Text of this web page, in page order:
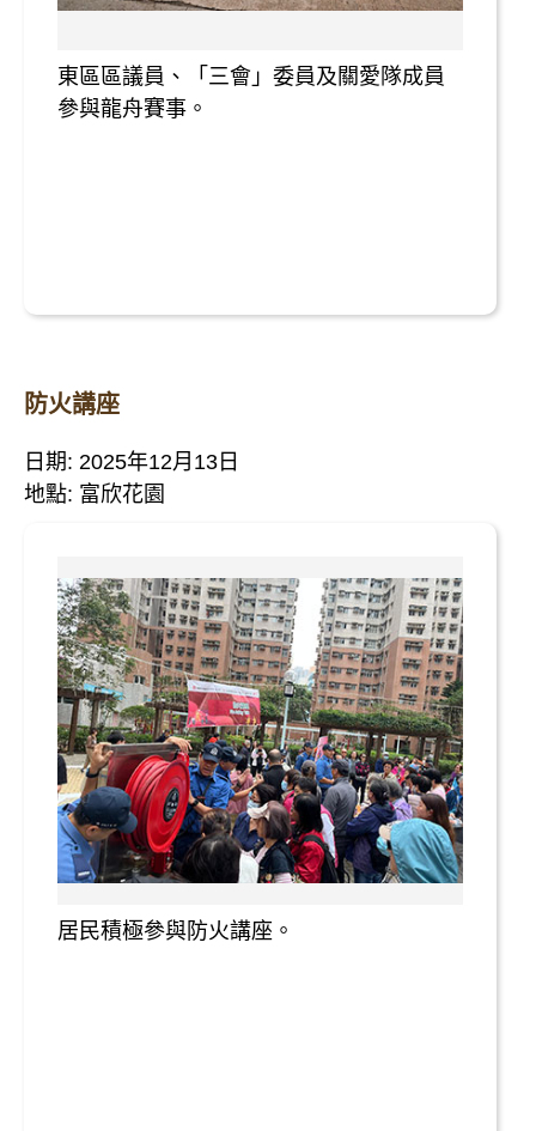
東區區議員、「三會」委員及關愛隊成員
參與龍舟賽事。
防火講座
日期: 2025年12月13日
地點: 富欣花園
居民積極參與防火講座。